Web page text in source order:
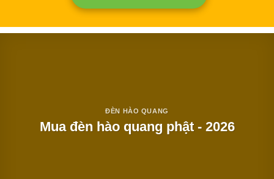
ĐÈN HÀO QUANG
Mua đèn hào quang phật - 2026